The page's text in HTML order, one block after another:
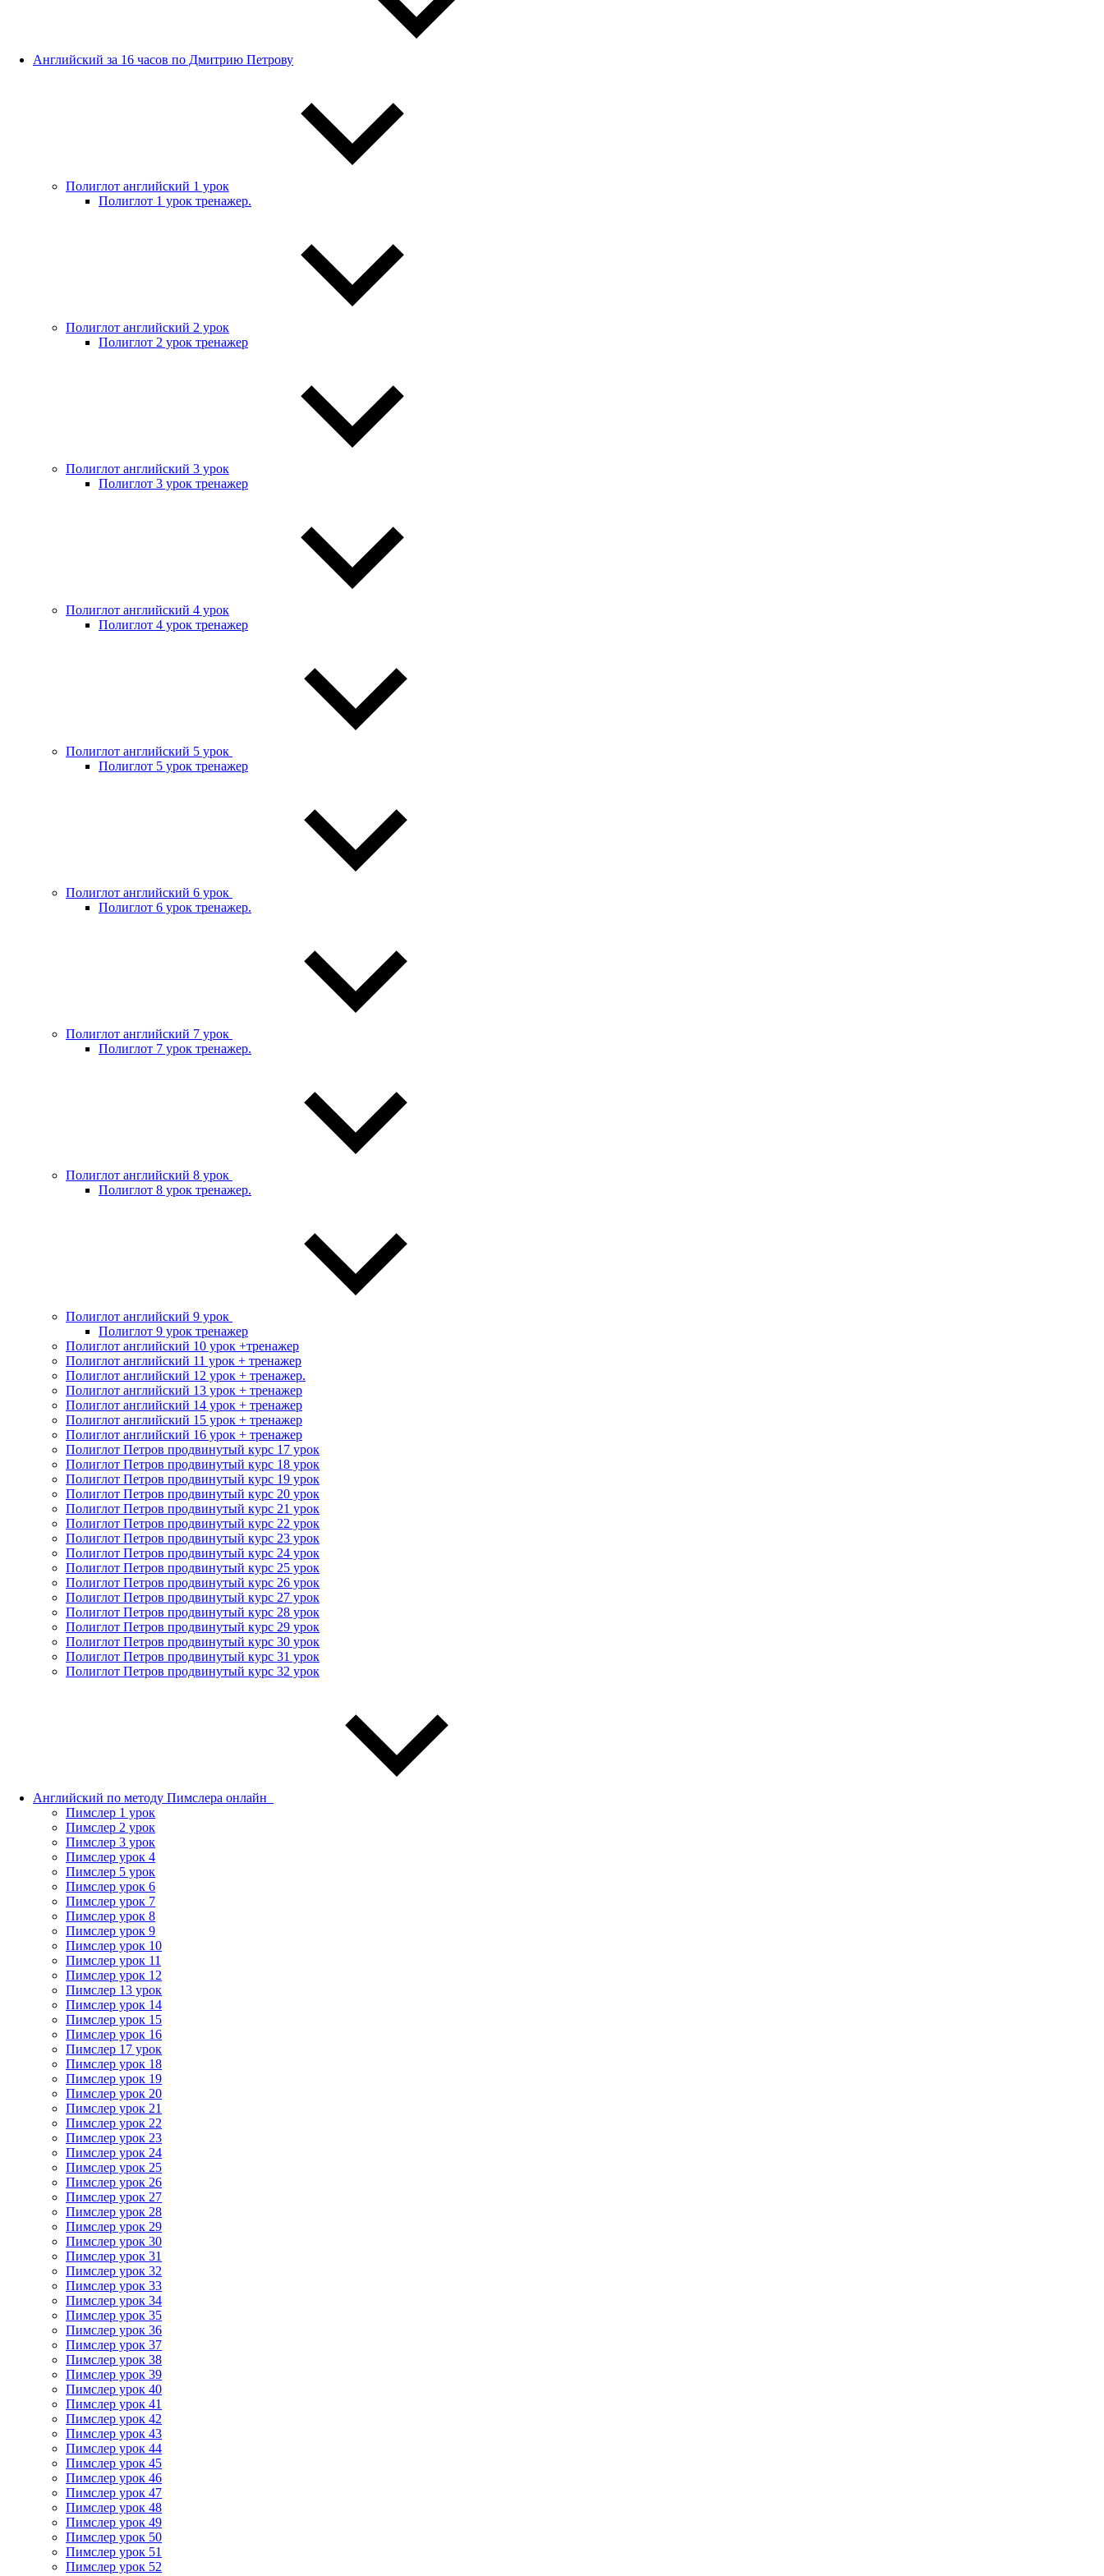
Английский за 16 часов по Дмитрию Петрову
Полиглот английский 1 урок
Полиглот 1 урок тренажер.
Полиглот английский 2 урок
Полиглот 2 урок тренажер
Полиглот английский 3 урок
Полиглот 3 урок тренажер
Полиглот английский 4 урок
Полиглот 4 урок тренажер
Полиглот английский 5 урок
Полиглот 5 урок тренажер
Полиглот английский 6 урок
Полиглот 6 урок тренажер.
Полиглот английский 7 урок
Полиглот 7 урок тренажер.
Полиглот английский 8 урок
Полиглот 8 урок тренажер.
Полиглот английский 9 урок
Полиглот 9 урок тренажер
Полиглот английский 10 урок +тренажер
Полиглот английский 11 урок + тренажер
Полиглот английский 12 урок + тренажер.
Полиглот английский 13 урок + тренажер
Полиглот английский 14 урок + тренажер
Полиглот английский 15 урок + тренажер
Полиглот английский 16 урок + тренажер
Полиглот Петров продвинутый курс 17 урок
Полиглот Петров продвинутый курс 18 урок
Полиглот Петров продвинутый курс 19 урок
Полиглот Петров продвинутый курс 20 урок
Полиглот Петров продвинутый курс 21 урок
Полиглот Петров продвинутый курс 22 урок
Полиглот Петров продвинутый курс 23 урок
Полиглот Петров продвинутый курс 24 урок
Полиглот Петров продвинутый курс 25 урок
Полиглот Петров продвинутый курс 26 урок
Полиглот Петров продвинутый курс 27 урок
Полиглот Петров продвинутый курс 28 урок
Полиглот Петров продвинутый курс 29 урок
Полиглот Петров продвинутый курс 30 урок
Полиглот Петров продвинутый курс 31 урок
Полиглот Петров продвинутый курс 32 урок
Английский по методу Пимслера онлайн_
Пимслер 1 урок
Пимслер 2 урок
Пимслер 3 урок
Пимслер урок 4
Пимслер 5 урок
Пимслер урок 6
Пимслер урок 7
Пимслер урок 8
Пимслер урок 9
Пимслер урок 10
Пимслер урок 11
Пимслер урок 12
Пимслер 13 урок
Пимслер урок 14
Пимслер урок 15
Пимслер урок 16
Пимслер 17 урок
Пимслер урок 18
Пимслер урок 19
Пимслер урок 20
Пимслер урок 21
Пимслер урок 22
Пимслер урок 23
Пимслер урок 24
Пимслер урок 25
Пимслер урок 26
Пимслер урок 27
Пимслер урок 28
Пимслер урок 29
Пимслер урок 30
Пимслер урок 31
Пимслер урок 32
Пимслер урок 33
Пимслер урок 34
Пимслер урок 35
Пимслер урок 36
Пимслер урок 37
Пимслер урок 38
Пимслер урок 39
Пимслер урок 40
Пимслер урок 41
Пимслер урок 42
Пимслер урок 43
Пимслер урок 44
Пимслер урок 45
Пимслер урок 46
Пимслер урок 47
Пимслер урок 48
Пимслер урок 49
Пимслер урок 50
Пимслер урок 51
Пимслер урок 52